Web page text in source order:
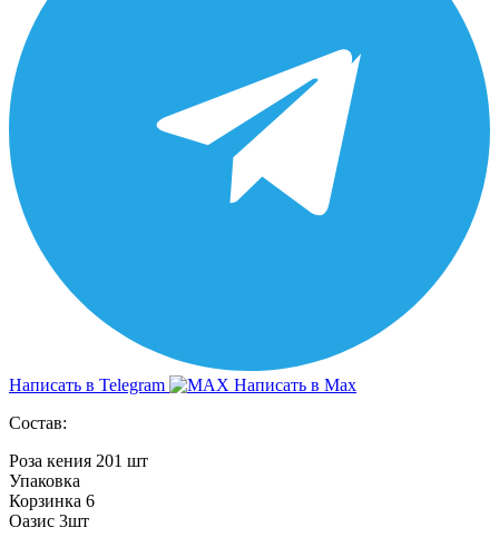
Написать в Telegram
Написать в Max
Состав:
Роза кения 201 шт
Упаковка
Корзинка 6
Оазис 3шт